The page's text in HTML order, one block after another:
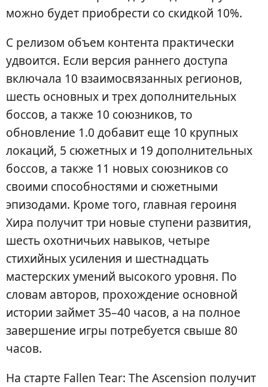
можно будет приобрести со скидкой 10%.
С релизом объем контента практически
удвоится. Если версия раннего доступа
включала 10 взаимосвязанных регионов,
шесть основных и трех дополнительных
боссов, а также 10 союзников, то
обновление 1.0 добавит еще 10 крупных
локаций, 5 сюжетных и 19 дополнительных
боссов, а также 11 новых союзников со
своими способностями и сюжетными
эпизодами. Кроме того, главная героиня
Хира получит три новые ступени развития,
шесть охотничьих навыков, четыре
стихийных усиления и шестнадцать
мастерских умений высокого уровня. По
словам авторов, прохождение основной
истории займет 35–40 часов, а на полное
завершение игры потребуется свыше 80
часов.
На старте Fallen Tear: The Ascension получит